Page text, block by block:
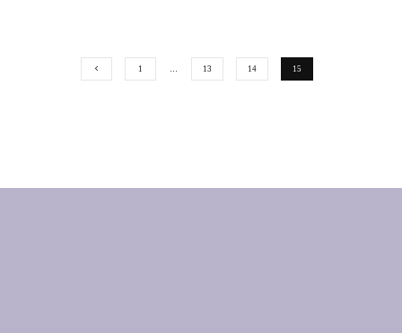
1 … 13 14 15